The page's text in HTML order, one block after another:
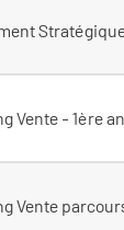
Vente - 1ère
Vente